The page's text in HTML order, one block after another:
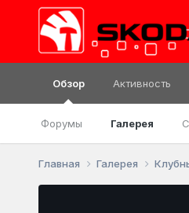
Обзор
Форумы Галерея
Активность
Главная Галерея